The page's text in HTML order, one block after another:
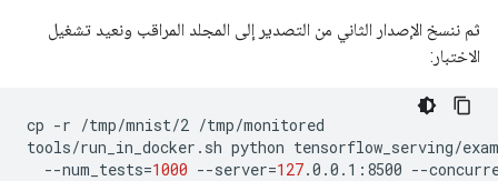
ثم ننسخ الإصدار الثاني من التصدير إلى المجلد المراقب ونعيد تشغيل
الاختبار:
cp -r /tmp/mnist/2 /tmp/monitored
tools/run_in_docker.sh python tensorflow_serving/
--num_tests=1000 --server=127.0.0.1:8500 --